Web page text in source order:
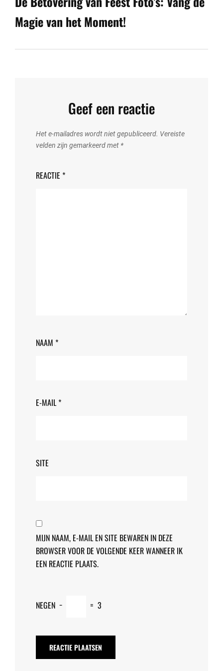
Magie van het Moment!
Geef een reactie
Het e-mailadres wordt niet gepubliceerd. Vereiste
velden zijn gemarkeerd met *
REACTIE *
NAAM *
E-MAIL*
SITE
MIJN NAAM, E-MAIL EN SITE BEWAREN IN DEZE
BROWSER VOOR DE VOLGENDE KEER WANNEER IK
EEN REACTIE PLAATS.
NEGEN − = 3